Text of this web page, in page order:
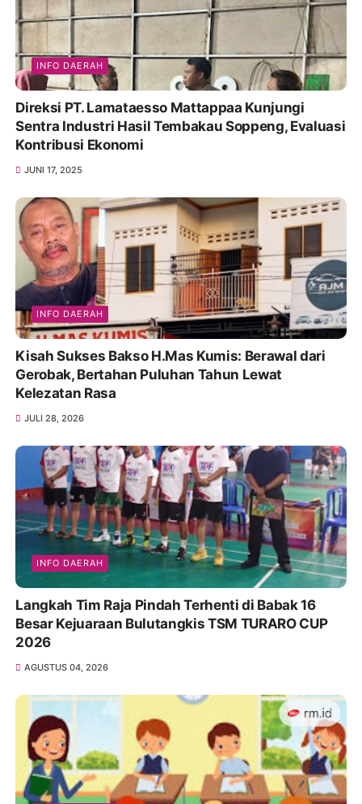
INFO DAERAH
Direksi PT. Lamataesso Mattappaa Kunjungi
Sentra Industri Hasil Tembakau Soppeng, Evaluasi
Kontribusi Ekonomi
JUNI 17, 2025
INFO DAERAH
Kisah Sukses Bakso H.Mas Kumis: Berawal dari
Gerobak, Bertahan Puluhan Tahun Lewat
Kelezatan Rasa
JULI 28, 2026
INFO DAERAH
Langkah Tim Raja Pindah Terhenti di Babak 16
Besar Kejuaraan Bulutangkis TSM TURARO CUP
2026
AGUSTUS 04, 2026